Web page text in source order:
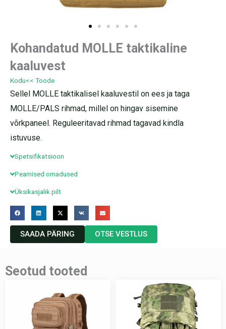
Kohandatud MOLLE taktikaline
kaaluvest
Kodu<< Toode
Sellel MOLLE taktikalisel kaaluvestil on ees ja taga
MOLLE/PALS rihmad, millel on hingav sisemine
võrkpaneel. Reguleeritavad rihmad tagavad kindla
istuvuse.
Spetsifikatsioon
Peamised omadused
Üksikasjalik pilt
SAADA PÄRING OTSE VESTLUS
Seotud tooted